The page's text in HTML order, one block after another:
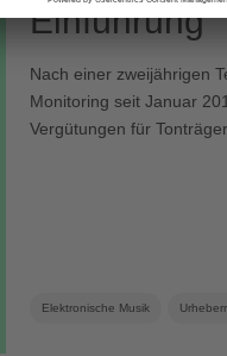
Einführung
Nach einer zweijährigen
Monitoring seit Januar
Vergütungen für
Elektronische Musik